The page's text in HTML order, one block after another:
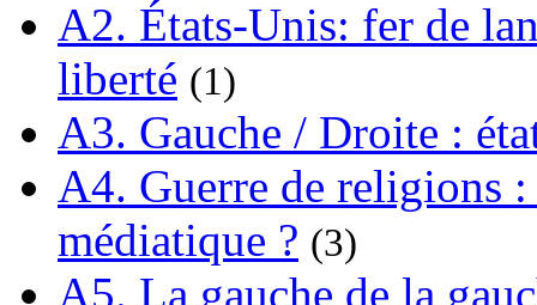
A2. États-Unis: fer de
liberté (1)
A3. Gauche / Droite :
A4. Guerre de religions
médiatique ? (3)
A5. La gauche de la